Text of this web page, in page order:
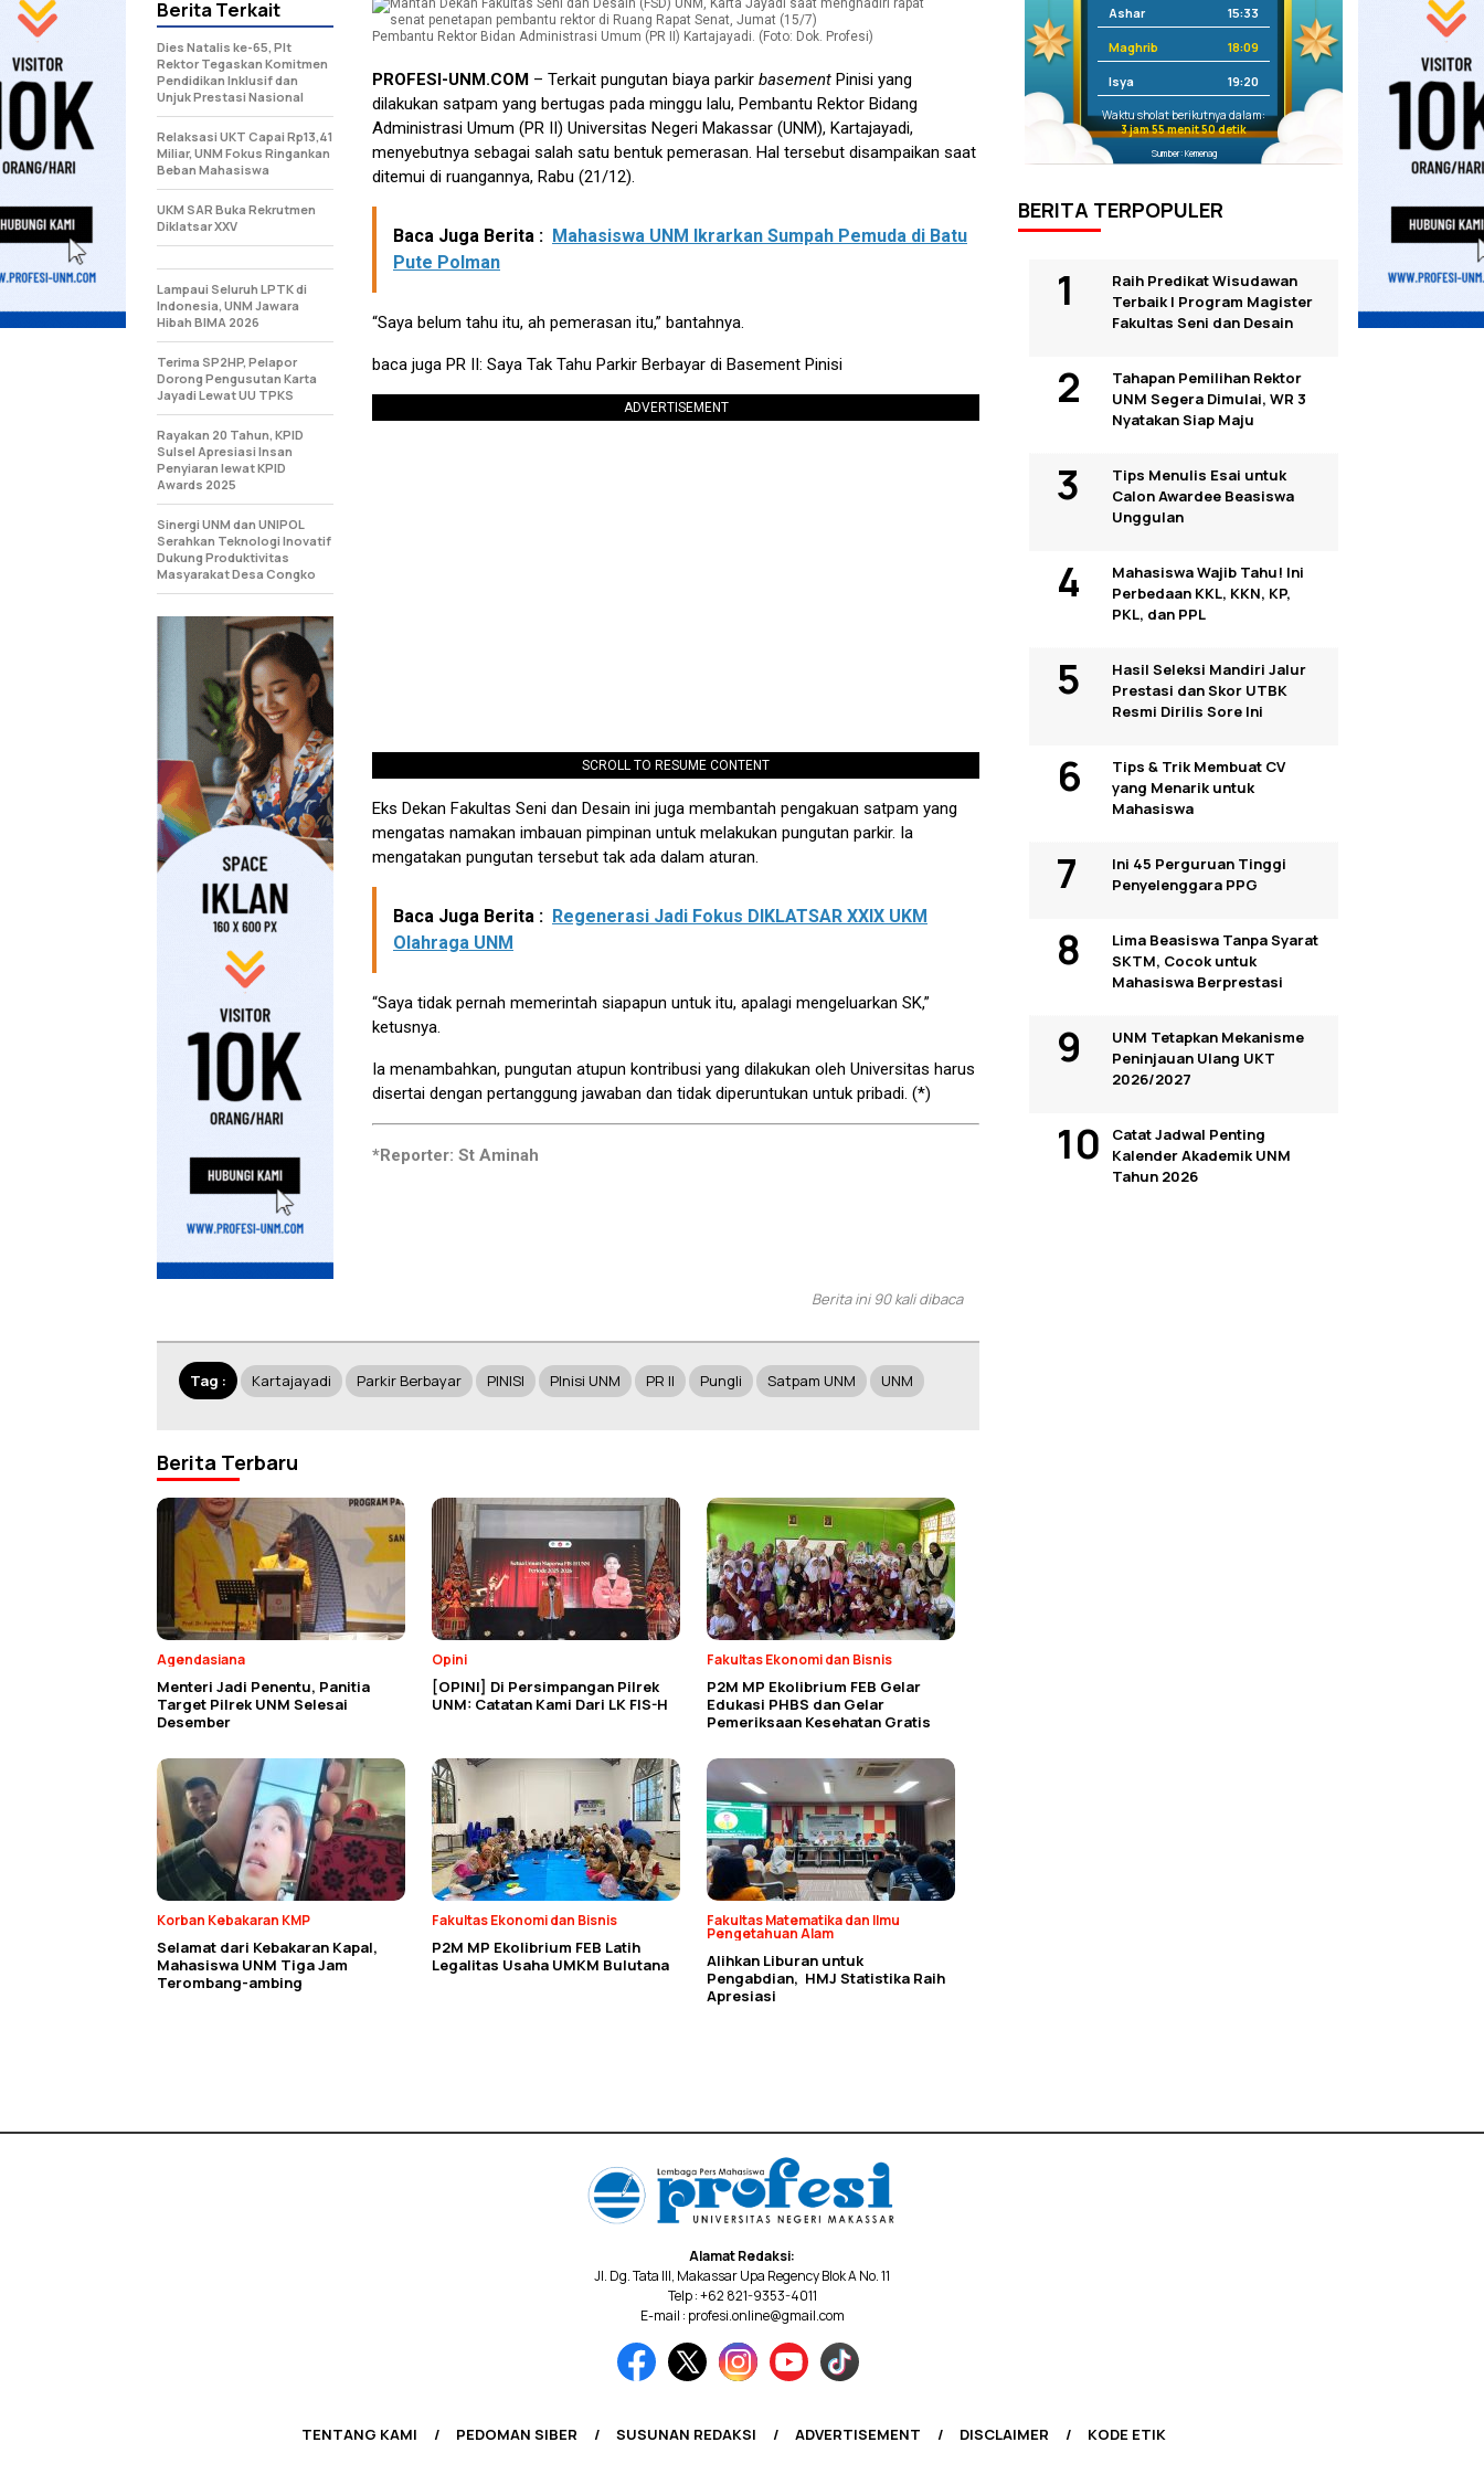
Pembantu Rektor Bidan Administrasi Umum (PR II) Kartajayadi. (Foto: Dok. Profesi)
PROFESI-UNM.COM – Terkait pungutan biaya parkir basement Pinisi yang
dilakukan satpam yang bertugas pada minggu lalu, Pembantu Rektor Bidang
Administrasi Umum (PR II) Universitas Negeri Makassar (UNM), Kartajayadi,
menyebutnya sebagai salah satu bentuk pemerasan. Hal tersebut disampaikan saat
ditemui di ruangannya, Rabu (21/12).
Baca Juga Berita : Mahasiswa UNM Ikrarkan Sumpah Pemuda di Batu
Pute Polman
“Saya belum tahu itu, ah pemerasan itu,” bantahnya.
baca juga PR II: Saya Tak Tahu Parkir Berbayar di Basement Pinisi
ADVERTISEMENT
SCROLL TO RESUME CONTENT
Eks Dekan Fakultas Seni dan Desain ini juga membantah pengakuan satpam yang
mengatas namakan imbauan pimpinan untuk melakukan pungutan parkir. Ia
mengatakan pungutan tersebut tak ada dalam aturan.
Baca Juga Berita : Regenerasi Jadi Fokus DIKLATSAR XXIX UKM
Olahraga UNM
“Saya tidak pernah memerintah siapapun untuk itu, apalagi mengeluarkan SK,”
ketusnya.
Ia menambahkan, pungutan atupun kontribusi yang dilakukan oleh Universitas harus
disertai dengan pertanggung jawaban dan tidak diperuntukan untuk pribadi. (*)
*Reporter: St Aminah
Berita Terkait
Dies Natalis ke-65, Plt
Rektor Tegaskan Komitmen
Pendidikan Inklusif dan
Unjuk Prestasi Nasional
Relaksasi UKT Capai Rp13,41
Miliar, UNM Fokus Ringankan
Beban Mahasiswa
UKM SAR Buka Rekrutmen
Diklatsar XXV
Lampaui Seluruh LPTK di
Indonesia, UNM Jawara
Hibah BIMA 2026
Terima SP2HP, Pelapor
Dorong Pengusutan Karta
Jayadi Lewat UU TPKS
Rayakan 20 Tahun, KPID
Sulsel Apresiasi Insan
Penyiaran lewat KPID
Awards 2025
Sinergi UNM dan UNIPOL
Serahkan Teknologi Inovatif
Dukung Produktivitas
Masyarakat Desa Congko
Berita ini 90 kali dibaca
Tag : Kartajayadi Parkir Berbayar PINISI PInisi UNM PR II Pungli Satpam UNM UNM
Berita Terbaru
Agendasiana
Menteri Jadi Penentu, Panitia
Target Pilrek UNM Selesai
Desember
Opini
[OPINI] Di Persimpangan Pilrek
UNM: Catatan Kami Dari LK FIS-H
Fakultas Ekonomi dan Bisnis
P2M MP Ekolibrium FEB Gelar
Edukasi PHBS dan Gelar
Pemeriksaan Kesehatan Gratis
Korban Kebakaran KMP
Selamat dari Kebakaran Kapal,
Mahasiswa UNM Tiga Jam
Terombang-ambing
Fakultas Ekonomi dan Bisnis
P2M MP Ekolibrium FEB Latih
Legalitas Usaha UMKM Bulutana
Fakultas Matematika dan Ilmu
Pengetahuan Alam
Alihkan Liburan untuk
Pengabdian, HMJ Statistika Raih
Apresiasi
Ashar 15:33
Maghrib 18:09
Isya 19:20
Waktu sholat berikutnya dalam:
3 jam 55 menit 49 detik
Sumber: Kemenag
BERITA TERPOPULER
Raih Predikat Wisudawan
Terbaik I Program Magister
Fakultas Seni dan Desain
Tahapan Pemilihan Rektor
UNM Segera Dimulai, WR 3
Nyatakan Siap Maju
Tips Menulis Esai untuk
Calon Awardee Beasiswa
Unggulan
Mahasiswa Wajib Tahu! Ini
Perbedaan KKL, KKN, KP,
PKL, dan PPL
Hasil Seleksi Mandiri Jalur
Prestasi dan Skor UTBK
Resmi Dirilis Sore Ini
Tips & Trik Membuat CV
yang Menarik untuk
Mahasiswa
Ini 45 Perguruan Tinggi
Penyelenggara PPG
Lima Beasiswa Tanpa Syarat
SKTM, Cocok untuk
Mahasiswa Berprestasi
UNM Tetapkan Mekanisme
Peninjauan Ulang UKT
2026/2027
Catat Jadwal Penting
Kalender Akademik UNM
Tahun 2026
Alamat Redaksi:
Jl. Dg. Tata III, Makassar Upa Regency Blok A No. 11
Telp : +62 821-9353-4011
E-mail : profesi.online@gmail.com
TENTANG KAMI PEDOMAN SIBER SUSUNAN REDAKSI ADVERTISEMENT DISCLAIMER KODE ETIK